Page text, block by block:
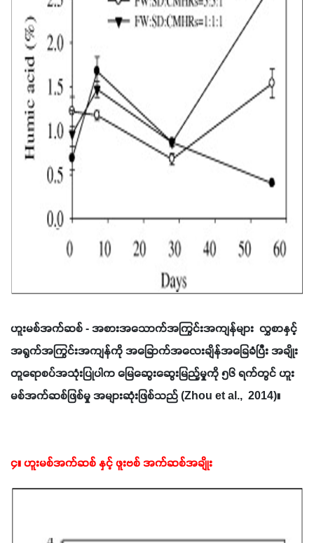
ဟူးမစ်အက်ဆစ် - အစားအသောက်အကြွင်းအကျန်များ  လွှစာနှင့်
အရွက်အကြွင်းအကျန်ကို အခြောက်အလေးချိန်အခြေခံပြီး အချိုး
တူရောစပ်အသုံးပြုပါက မြေဆွေးဆွေးမြည့်မှုကို ၅၆ ရက်တွင် ဟူး
မစ်အက်ဆစ်ဖြစ်မှု အများဆုံးဖြစ်သည် (Zhou et al.,  2014)။
၄။ ဟူးမစ်အက်ဆစ် နှင့် ဖူးဗစ် အက်ဆစ်အချိုး